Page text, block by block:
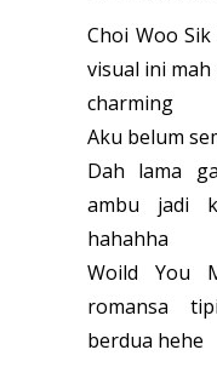
Choi Woo
visual ini
charming
Aku belum
Dah lama
ambu jadi
hahahha
Woild You
romansa
berdua hehe